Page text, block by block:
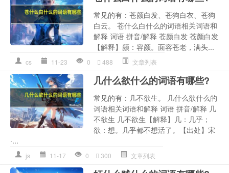
常见的有：苍颜白发、苍狗白衣、苍狗
白云。 苍什么白什么的词语相关词语和
解释 词语 拼音/解释 苍颜白发 苍颜白发
【解释】颜：容颜。面容苍老，满头...
cs 11-23 0 488 文章列表
几什么欲什么的词语有哪些?
常见的有：几不欲生。 几什么欲什么的
词语相关词语和解释 词语 拼音/解释 几
不欲生 几不欲生【解释】几：几乎；
欲：想。几乎都不想活了。【出处】宋
·...
js 11-17 0 300 文章列表